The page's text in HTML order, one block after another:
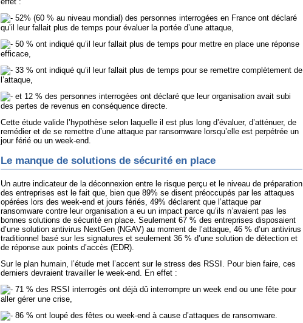
52% (60 % au niveau mondial) des personnes interrogées en France ont déclaré
qu’il leur fallait plus de temps pour évaluer la portée d’une attaque,
50 % ont indiqué qu’il leur fallait plus de temps pour mettre en place une réponse
efficace,
33 % ont indiqué qu’il leur fallait plus de temps pour se remettre complètement de
l’attaque,
et 12 % des personnes interrogées ont déclaré que leur organisation avait subi
des pertes de revenus en conséquence directe.
Cette étude valide l’hypothèse selon laquelle il est plus long d’évaluer, d’atténuer, de
remédier et de se remettre d’une attaque par ransomware lorsqu’elle est perpétrée un
jour férié ou un week-end.
Le manque de solutions de sécurité en place
Un autre indicateur de la déconnexion entre le risque perçu et le niveau de préparation
des entreprises est le fait que, bien que 89% se disent préoccupés par les attaques
opérées lors des week-end et jours fériés, 49% déclarent que l’attaque par
ransomware contre leur organisation a eu un impact parce qu’ils n’avaient pas les
bonnes solutions de sécurité en place. Seulement 67 % des entreprises disposaient
d’une solution antivirus NextGen (NGAV) au moment de l’attaque, 46 % d’un antivirus
traditionnel basé sur les signatures et seulement 36 % d’une solution de détection et
de réponse aux points d’accès (EDR).
Sur le plan humain, l’étude met l’accent sur le stress des RSSI. Pour bien faire, ces
derniers devraient travailler le week-end. En effet :
71 % des RSSI interrogés ont déjà dû interrompre un week end ou une fête pour
aller gérer une crise,
86 % ont loupé des fêtes ou week-end à cause d’attaques de ransomware.